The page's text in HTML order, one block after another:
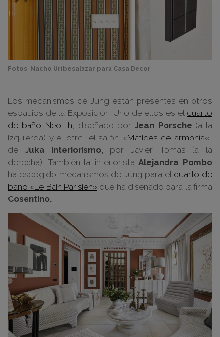
Fotos: Nacho Uribesalazar para Casa Decor
Los mecanismos de Jung están presentes en otros
espacios de la Exposición. Uno de ellos es el cuarto
de baño Neolith, diseñado porJean Porsche (a la
izquierda) y el otro, el salón «Matices de armonía«,
de Juka Interiorismo, por Javier Tomás (a la
derecha). También la interiorista Alejandra Pombo
ha escogido mecanismos de Jung para el cuarto de
baño «Le Bain Parisien» que ha diseñado para la firma
Cosentino.